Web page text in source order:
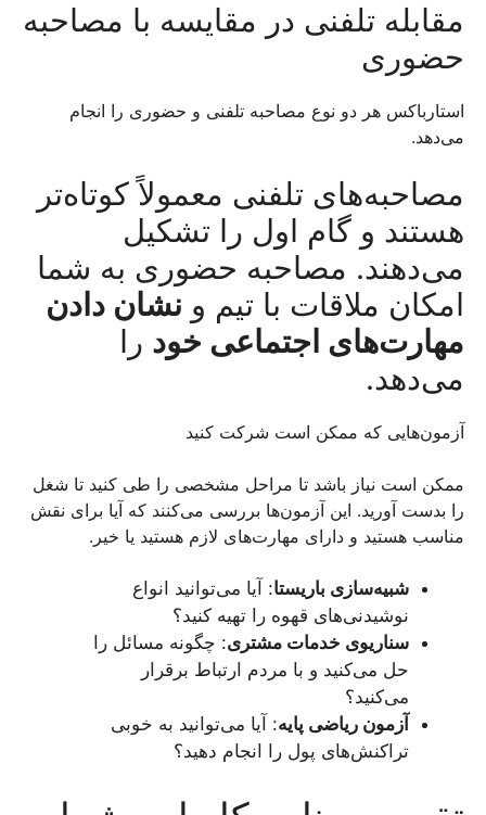
مقابله تلفنی در مقایسه با مصاحبه
حضوری
استارباکس هر دو نوع مصاحبه تلفنی و حضوری را انجام
می‌دهد.
مصاحبه‌های تلفنی معمولاً کوتاه‌تر
هستند و گام اول را تشکیل
می‌دهند. مصاحبه حضوری به شما
امکان ملاقات با تیم و نشان دادن
مهارت‌های اجتماعی خود را
می‌دهد.
آزمون‌هایی که ممکن است شرکت کنید
ممکن است نیاز باشد تا مراحل مشخصی را طی کنید تا شغل
را بدست آورید. این آزمون‌ها بررسی می‌کنند که آیا برای نقش
مناسب هستید و دارای مهارت‌های لازم هستید یا خیر.
شبیه‌سازی باریستا: آیا می‌توانید انواع
نوشیدنی‌های قهوه را تهیه کنید؟
سناریوی خدمات مشتری: چگونه مسائل را
حل می‌کنید و با مردم ارتباط برقرار
می‌کنید؟
آزمون ریاضی پایه: آیا می‌توانید به خوبی
تراکنش‌های پول را انجام دهید؟